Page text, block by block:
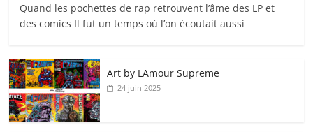
Quand les pochettes de rap retrouvent l’âme des LP et
des comics Il fut un temps où l’on écoutait aussi
Art by LAmour Supreme
24 juin 2025